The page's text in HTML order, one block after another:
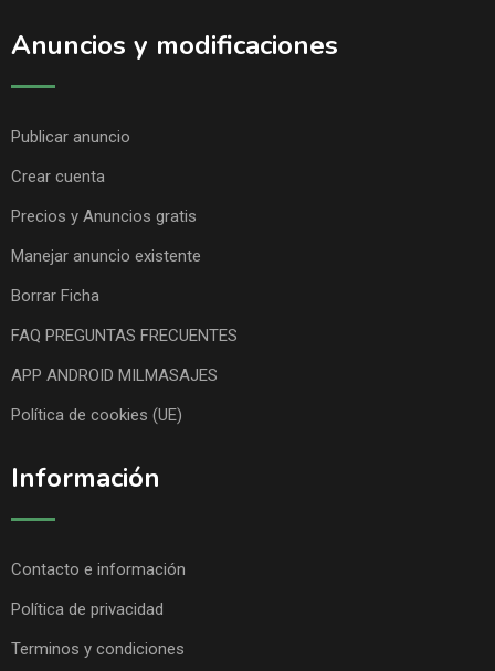
Anuncios y modificaciones
Publicar anuncio
Crear cuenta
Precios y Anuncios gratis
Manejar anuncio existente
Borrar Ficha
FAQ PREGUNTAS FRECUENTES
APP ANDROID MILMASAJES
Política de cookies (UE)
Información
Contacto e información
Política de privacidad
Terminos y condiciones